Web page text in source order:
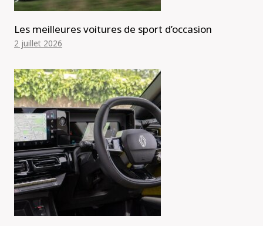
Les meilleures voitures de sport d’occasion
2 juillet 2026